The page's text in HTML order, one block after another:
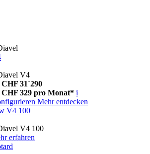
V4
31´290
CHF 329 pro Monat* i
Mehr entdecken
V4 100
V4 100
erfahren